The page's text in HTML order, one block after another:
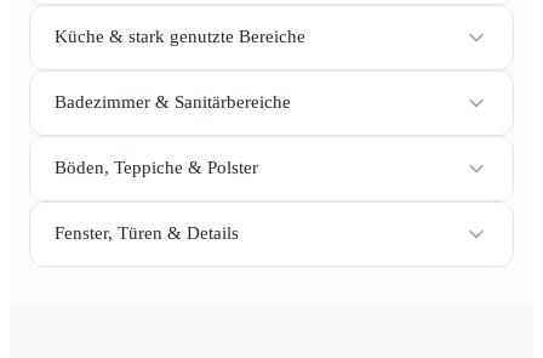
Küche & stark genutzte Bereiche
Badezimmer & Sanitärbereiche
Böden, Teppiche & Polster
Fenster, Türen & Details